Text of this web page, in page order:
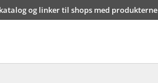
og linker til shops med produkterne